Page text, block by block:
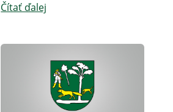
Čítať ďalej